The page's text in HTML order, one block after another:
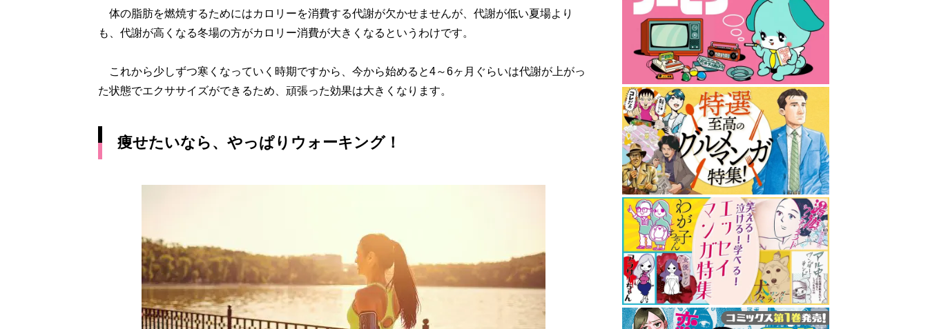
体の脂肪を燃焼するためにはカロリーを消費する代謝が欠かせませんが、代謝が低い夏場より
も、代謝が高くなる冬場の方がカロリー消費が大きくなるというわけです。
これから少しずつ寒くなっていく時期ですから、今から始めると4～6ヶ月ぐらいは代謝が上がっ
た状態でエクササイズができるため、頑張った効果は大きくなります。
痩せたいなら、やっぱりウォーキング！